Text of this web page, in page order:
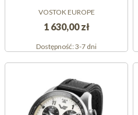
VOSTOK EUROPE
1 630,00 zł
Dostępność:3-7 dni